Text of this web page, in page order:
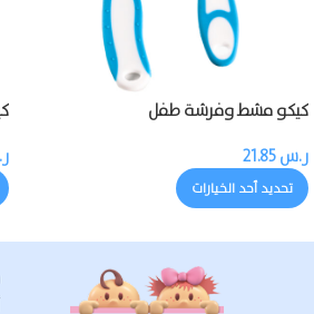
كيكو مشط وفرشة طفل
ر.س
تحديد أحد الخيارات